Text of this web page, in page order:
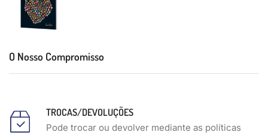
O Nosso Compromisso
TROCAS/DEVOLUÇÕES
Pode trocar ou devolver mediante as políticas